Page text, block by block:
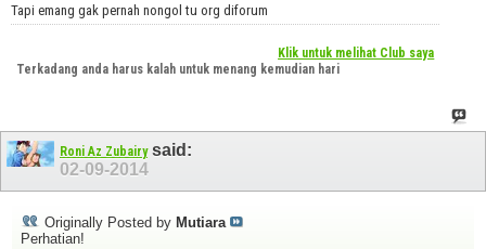
Tapi emang gak pernah nongol tu org diforum
Klik untuk melihat Club saya
Terkadang anda harus kalah untuk menang kemudian hari
Roni Az Zubairysaid:
02-09-2014
Originally Posted by Mutiara
Perhatian!